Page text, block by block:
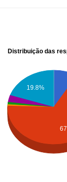
Distribuição das
19.8%